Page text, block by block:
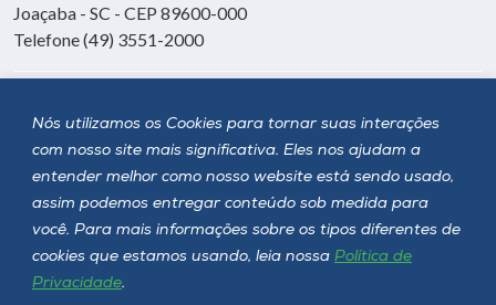
Nós utilizamos os Cookies para tornar suas interações
com nosso site mais significativa. Eles nos ajudam a
entender melhor como nosso website está sendo usado,
assim podemos entregar conteúdo sob medida para
você. Para mais informações sobre os tipos diferentes de
cookies que estamos usando, leia nossa Política de
Privacidade.
Joaçaba - SC - CEP 89600-000
Telefone (49) 3551-2000
Siga a Unoesc